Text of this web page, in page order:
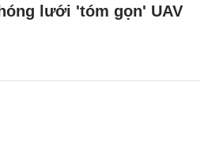
lưới 'tóm gọn' UAV